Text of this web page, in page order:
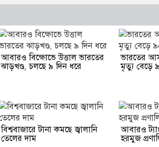
আবারও বিক্ষোভে উত্তাল ভারতের
ঝাড়খণ্ড, চলছে ৯ দিন ধরে
ভারতের
মৃত্যু বেড়ে
বিশ্ববাজারে টানা কমছে জ্বালানি
তেলের দাম
আবারও
হরমুজ